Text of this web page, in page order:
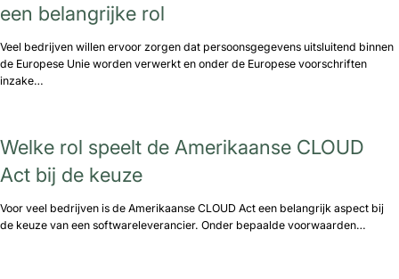
een belangrijke rol
Veel bedrijven willen ervoor zorgen dat persoonsgegevens uitsluitend binnen
de Europese Unie worden verwerkt en onder de Europese voorschriften
inzake…
Welke rol speelt de Amerikaanse CLOUD
Act bij de keuze
Voor veel bedrijven is de Amerikaanse CLOUD Act een belangrijk aspect bij
de keuze van een softwareleverancier. Onder bepaalde voorwaarden…